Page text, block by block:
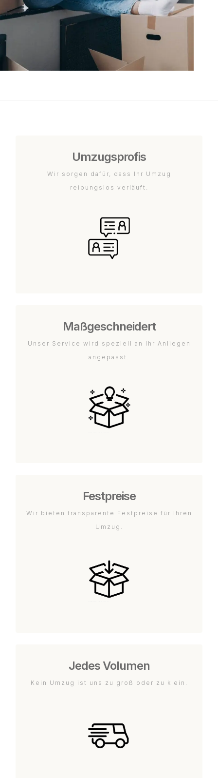
Umzugsprofis
Wir sorgen dafür, dass Ihr Umzug
reibungslos verläuft.
Maßgeschneidert
Unser Service wird speziell an Ihr Anliegen
angepasst.
Festpreise
Wir bieten transparente Festpreise für Ihren
Umzug.
Jedes Volumen
Kein Umzug ist uns zu groß oder zu klein.